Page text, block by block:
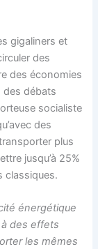
gigaliners et
des
des économies
des débats
socialiste
des
plus
jusqu’à 25%
classiques.
énergétique
des effets
les mêmes